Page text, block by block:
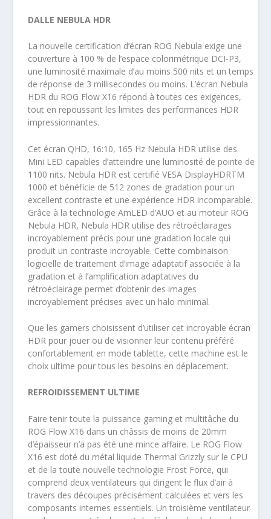
DALLE NEBULA HDR
La nouvelle certification d’écran ROG Nebula exige une
couverture à 100 % de l’espace colorimétrique DCI-P3,
une luminosité maximale d’au moins 500 nits et un temps
de réponse de 3 millisecondes ou moins. L’écran Nebula
HDR du ROG Flow X16 répond à toutes ces exigences,
tout en repoussant les limites des performances HDR
impressionnantes.
Cet écran QHD, 16:10, 165 Hz Nebula HDR utilise des
Mini LED capables d’atteindre une luminosité de pointe de
1100 nits. Nebula HDR est certifié VESA DisplayHDRTM
1000 et bénéficie de 512 zones de gradation pour un
excellent contraste et une expérience HDR incomparable.
Grâce à la technologie AmLED d’AUO et au moteur ROG
Nebula HDR, Nebula HDR utilise des rétroéclairages
incroyablement précis pour une gradation locale qui
produit un contraste incroyable. Cette combinaison
logicielle de traitement d’image adaptatif associée à la
gradation et à l’amplification adaptatives du
rétroéclairage permet d’obtenir des images
incroyablement précises avec un halo minimal.
Que les gamers choisissent d’utiliser cet incroyable écran
HDR pour jouer ou de visionner leur contenu préféré
confortablement en mode tablette, cette machine est le
choix ultime pour tous les besoins en déplacement.
REFROIDISSEMENT ULTIME
Faire tenir toute la puissance gaming et multitâche du
ROG Flow X16 dans un châssis de moins de 20mm
d’épaisseur n’a pas été une mince affaire. Le ROG Flow
X16 est doté du métal liquide Thermal Grizzly sur le CPU
et de la toute nouvelle technologie Frost Force, qui
comprend deux ventilateurs qui dirigent le flux d’air à
travers des découpes précisément calculées et vers les
composants internes essentiels. Un troisième ventilateur